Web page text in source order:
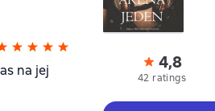
na jej 4,8
42 ratings